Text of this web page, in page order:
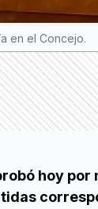
en el Concejo.
hoy por